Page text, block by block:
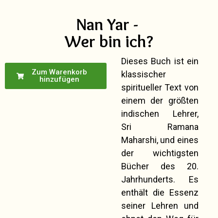
Nan Yar -
Wer bin ich?
Zum Warenkorb
hinzufügen
Dieses Buch ist ein
klassischer
spiritueller Text von
einem der größten
indischen Lehrer,
Sri Ramana
Maharshi, und eines
der wichtigsten
Bücher des 20.
Jahrhunderts. Es
enthält die Essenz
seiner Lehren und